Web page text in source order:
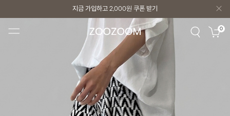
지금 가입하고 2,000원 쿠폰 받기
지금 가입하고 2,000원쿠폰 받기 0